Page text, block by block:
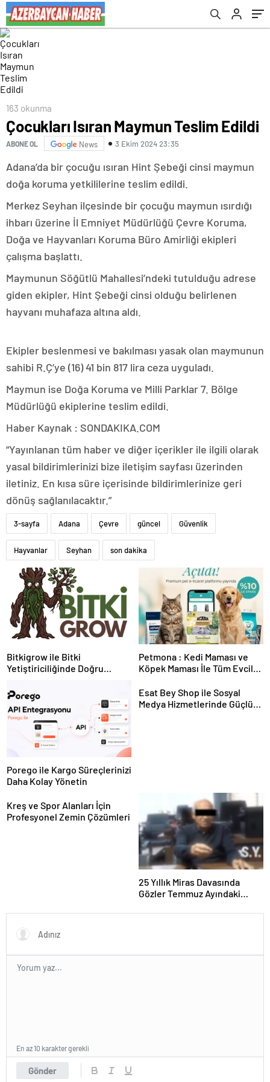
163 okunma
Çocukları Isıran Maymun Teslim Edildi
ABONE OL News 3 Ekim 2024 23:35
Adana’da bir çocuğu ısıran Hint Şebeği cinsi maymun
doğa koruma yetkililerine teslim edildi.
Merkez Seyhan ilçesinde bir çocuğu maymun ısırdığı
ihbarı üzerine İl Emniyet Müdürlüğü Çevre Koruma,
Doğa ve Hayvanları Koruma Büro Amirliği ekipleri
çalışma başlattı.
Maymunun Söğütlü Mahallesi’ndeki tutulduğu adrese
giden ekipler, Hint Şebeği cinsi olduğu belirlenen
hayvanı muhafaza altına aldı.
Ekipler beslenmesi ve bakılması yasak olan maymunun
sahibi R.Ç’ye (16) 41 bin 817 lira ceza uyguladı.
Maymun ise Doğa Koruma ve Milli Parklar 7. Bölge
Müdürlüğü ekiplerine teslim edildi.
Haber Kaynak : SONDAKIKA.COM
“Yayınlanan tüm haber ve diğer içerikler ile ilgili olarak
yasal bildirimlerinizi bize iletişim sayfası üzerinden
iletiniz. En kısa süre içerisinde bildirimlerinize geri
dönüş sağlanılacaktır.”
3-sayfa Adana Çevre güncel Güvenlik
Hayvanlar Seyhan son dakika
Bitkigrow ile Bitki
Yetiştiriciliğinde Doğru
Petmona : Kedi Maması ve
Köpek Maması İle Tüm Evcil
Porego ile Kargo Süreçlerinizi
Daha Kolay Yönetin
Esat Bey Shop ile Sosyal
Medya Hizmetlerinde Güçlü
Kreş ve Spor Alanları İçin
Profesyonel Zemin Çözümleri
25 Yıllık Miras Davasında
Gözler Temmuz Ayındaki
Gönder
En az 10 karakter gerekli